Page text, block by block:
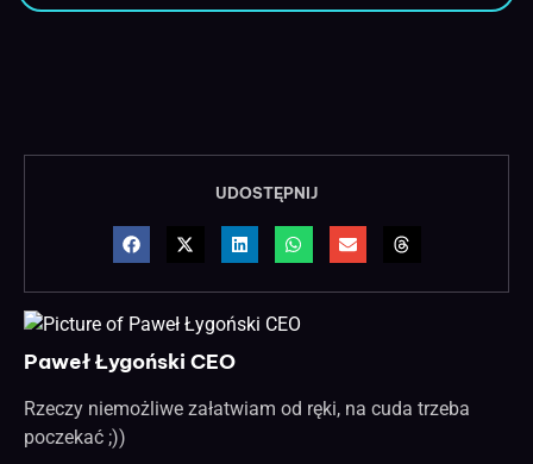
UDOSTĘPNIJ
Paweł Łygoński CEO
Rzeczy niemożliwe załatwiam od ręki, na cuda trzeba
poczekać ;))